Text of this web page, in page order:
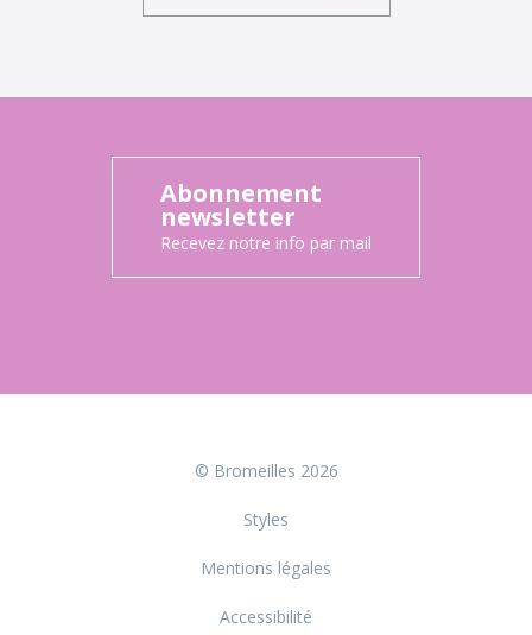
Abonnement
newsletter
Recevez notre info par mail
© Bromeilles 2026
Styles
Mentions légales
Accessibilité